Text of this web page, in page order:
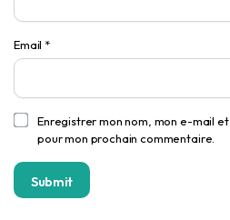
Email *
Enregistrer mon nom, mon e-mail
pour mon prochain commentaire.